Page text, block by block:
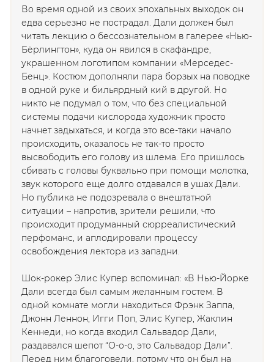
Во время одной из своих эпохальных выходок он
едва серьезно не пострадал. Дали должен был
читать лекцию о бессознательном в галерее «Нью-
Бёрлингтон», куда он явился в скафандре,
украшенном логотипом компании «Мерседес-
Бенц». Костюм дополняли пара борзых на поводке
в одной руке и бильярдный кий в другой. Но
никто не подумал о том, что без специальной
системы подачи кислорода художник просто
начнет задыхаться, и когда это все-таки начало
происходить, оказалось не так-то просто
высвободить его голову из шлема. Его пришлось
сбивать с головы буквально при помощи молотка,
звук которого еще долго отдавался в ушах Дали.
Но публика не подозревала о внештатной
ситуации – напротив, зрители решили, что
происходит продуманный сюрреалистический
перфоманс, и аплодировали процессу
освобождения лектора из западни.
Шок-рокер Элис Купер вспоминал: «В Нью-Йорке
Дали всегда был самым желанным гостем. В
одной комнате могли находиться Фрэнк Заппа,
Джонн Леннон, Игги Поп, Элис Купер, Жаклин
Кеннеди, но когда входил Сальвадор Дали,
раздавался шепот “О-о-о, это Сальвадор Дали”.
Перед ним благоговели, потому что он был на